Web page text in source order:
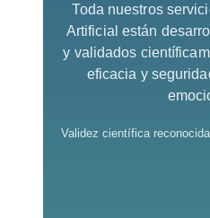
Toda nuestros
Artificial están
y validados
eficacia y
Validez científica